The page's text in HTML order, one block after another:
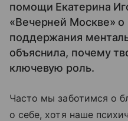
помощи Екатерина
«Вечерней Москве» о
поддержания
объяснила, почему
ключевую роль.
Часто мы заботимся о
о себе, хотя наше